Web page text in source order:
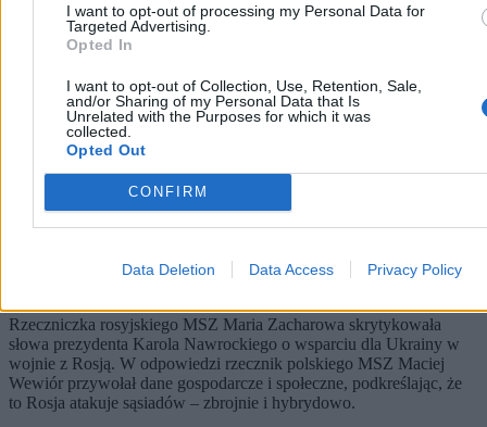
I want to opt-out of processing my Personal Data for
Targeted Advertising.
Opted In
I want to opt-out of Collection, Use, Retention, Sale,
and/or Sharing of my Personal Data that Is
Unrelated with the Purposes for which it was
collected.
Opted Out
CONFIRM
Data Deletion Data Access Privacy Policy
Rzecznik MSZ odpowiada Zacharowej. „Czas na
Rzeczniczka rosyjskiego MSZ Maria Zacharowa skrytykowała
słowa prezydenta Karola Nawrockiego o wsparciu dla Ukrainy w
wojnie z Rosją. W odpowiedzi rzecznik polskiego MSZ Maciej
Wewiór przywołał dane gospodarcze i społeczne, podkreślając, że
to Rosja atakuje sąsiadów – zbrojnie i hybrydowo.